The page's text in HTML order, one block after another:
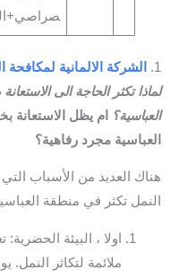
1.
الشركة الالمانية
لماذا تكثر الحاجة الى
العباسية؟
ام يظل
العباسية مجرد رفاهية؟
هناك العديد من الأسباب
النمل تكثر في منطقة
اولا ، البيئة
ملائمة لتكاثر النمل.